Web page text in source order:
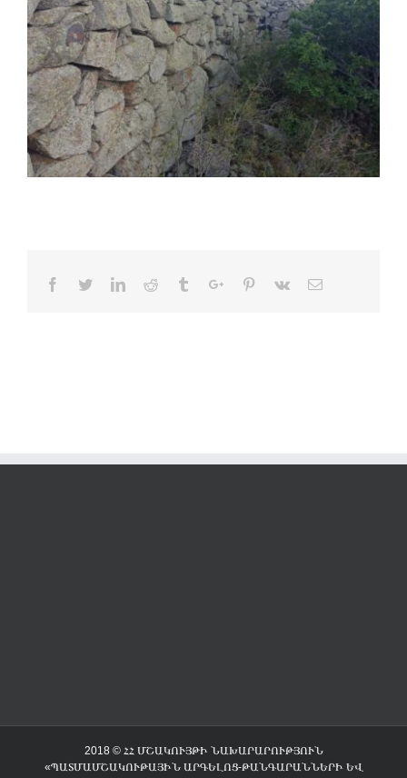
Facebook
TwitterLinkedinReddit TumblrGoogle+Pinterest
Vk Email
2018 © ՀՀ ՄՇԱԿՈՒՅԹԻ ՆԱԽԱՐԱՐՈՒԹՅՈՒՆ
«ՊԱՏՄԱՄՇԱԿՈՒԹԱՅԻՆ ԱՐԳԵԼՈՑ-ԹԱՆԳԱՐԱՆՆԵՐԻ ԵՎ